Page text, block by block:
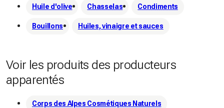
Huile d'olive Chasselas Condiments
Bouillons Huiles, vinaigre et sauces
Voir les produits des producteurs
apparentés
Corps des Alpes Cosmétiques Naturels